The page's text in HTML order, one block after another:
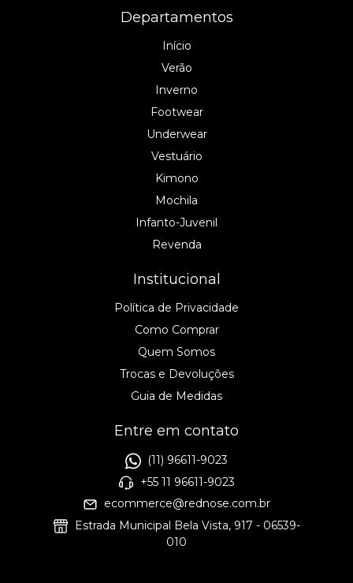
Departamentos
Início
Verão
Inverno
Footwear
Underwear
Vestuário
Kimono
Mochila
Infanto-Juvenil
Revenda
Institucional
Política de Privacidade
Como Comprar
Quem Somos
Trocas e Devoluções
Guia de Medidas
Entre em contato
(11) 96611-9023
+55 11 96611-9023
ecommerce@rednose.com.br
Estrada Municipal Bela Vista, 917 - 06539-
010